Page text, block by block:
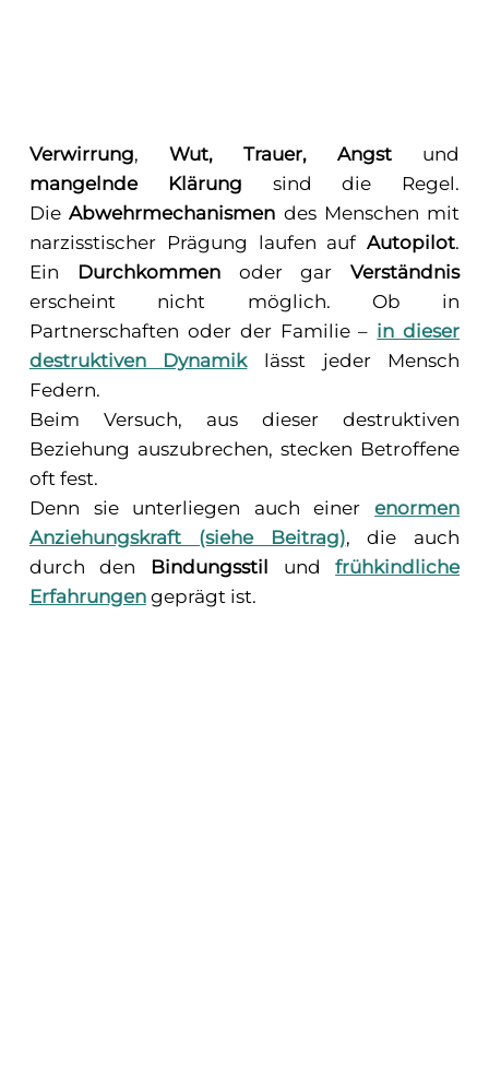
Verwirrung, Wut, Trauer, Angst und
mangelnde Klärung sind die Regel.
DieAbwehrmechanismen des Menschen mit
narzisstischer Prägung laufen aufAutopilot.
Ein
Durchkommenoder garVerständnis
erscheint nicht möglich. Ob in
Partnerschaften oder der Familie – in dieser
destruktiven Dynamik
lässt jeder Mensch
Federn.
Beim Versuch, aus dieser destruktiven
Beziehung auszubrechen, stecken Betroffene
oft fest.
Denn sie unterliegen auch einerenormen
Anziehungskraft (siehe Beitrag), die auch
durch den Bindungsstil undfrühkindliche
Erfahrungengeprägt ist.